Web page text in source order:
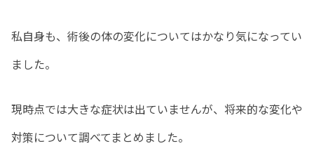
私自身も、術後の体の変化についてはかなり気になってい
ました。
現時点では大きな症状は出ていませんが、将来的な変化や
対策について調べてまとめました。